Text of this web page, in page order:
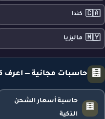
🇨🇦 كندا
🇲🇾 ماليزيا
🧮 حاسبات مجانية — اعرف
🧮
حاسبة أسعار الشحن
الذكية